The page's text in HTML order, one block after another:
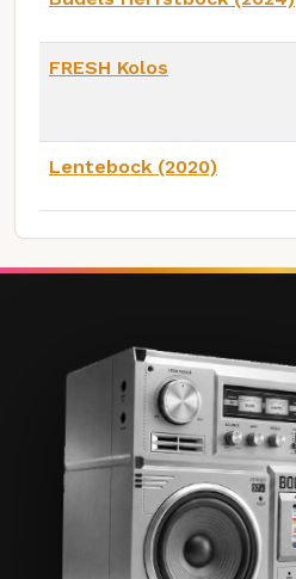
FRESH Kolos
Lentebock (2020)